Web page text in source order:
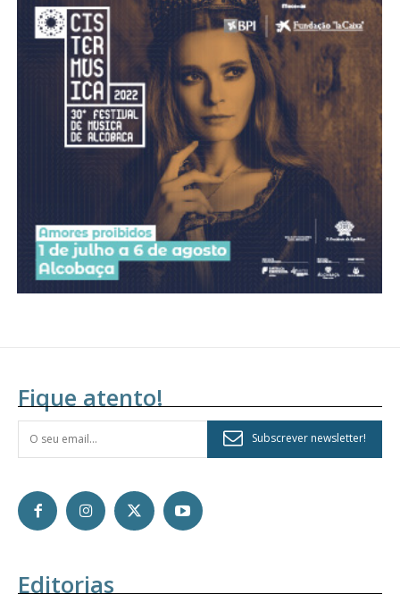
Acesso ao conteúdo online
Acesso aos conteúdos Exclusivos para
assinantes
Ofertas para assinatura anual
Escolha o plano
Fique atento!
Subscrever newsletter!
Editorias